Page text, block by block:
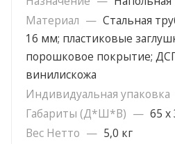
Материал — Стальная
16 мм; пластиковые
порошковое покрытие;
винилискожа
Индивидуальная упаковка
Габариты (Д*Ш*В) — 65 х
Вес Нетто — 5,0 кг